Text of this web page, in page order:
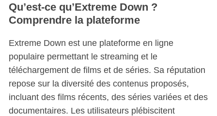
Qu’est-ce qu’Extreme Down ?
Comprendre la plateforme
Extreme Down est une plateforme en ligne
populaire permettant le streaming et le
téléchargement de films et de séries. Sa réputation
repose sur la diversité des contenus proposés,
incluant des films récents, des séries variées et des
documentaires. Les utilisateurs plébiscitent